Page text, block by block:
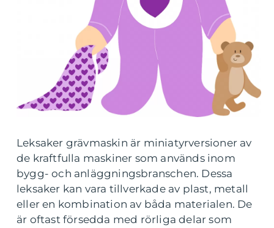
Leksaker grävmaskin är miniatyrversioner av
de kraftfulla maskiner som används inom
bygg- och anläggningsbranschen. Dessa
leksaker kan vara tillverkade av plast, metall
eller en kombination av båda materialen. De
är oftast försedda med rörliga delar som